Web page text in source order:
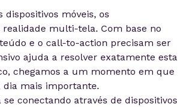
móveis, os
multi-tela. Com base no
e o call-to-action precisam ser
ajuda a resolver exatamente esta
chegamos a um momento em que
mais importante.
conectando através de dispositivos